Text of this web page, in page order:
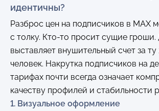
идентичны?
Разброс цен на подписчиков в MAX
с толку. Кто-то просит сущие
выставляет внушительный счет за
человек. Накрутка подписчиков на
тарифах почти всегда означает
качеству профилей и стабильности
1. Визуальное оформление